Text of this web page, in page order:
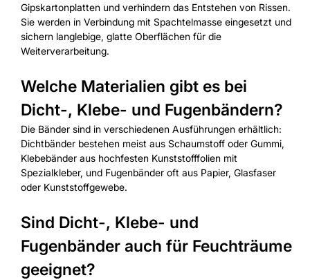
Gipskartonplatten und verhindern das Entstehen von Rissen.
Sie werden in Verbindung mit Spachtelmasse eingesetzt und
sichern langlebige, glatte Oberflächen für die
Weiterverarbeitung.
Welche Materialien gibt es bei
Dicht-, Klebe- und Fugenbändern?
Die Bänder sind in verschiedenen Ausführungen erhältlich:
Dichtbänder bestehen meist aus Schaumstoff oder Gummi,
Klebebänder aus hochfesten Kunststofffolien mit
Spezialkleber, und Fugenbänder oft aus Papier, Glasfaser
oder Kunststoffgewebe.
Sind Dicht-, Klebe- und
Fugenbänder auch für Feuchträume
geeignet?